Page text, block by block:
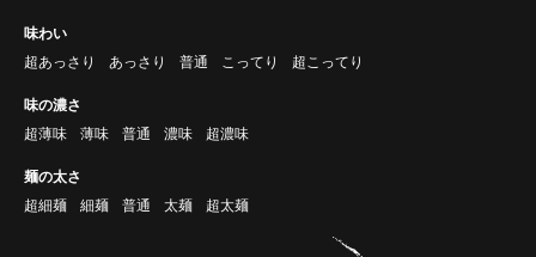
味わい
超あっさり
あっさり 普通 こってり 超こってり
味の濃さ
超薄味
薄味 普通 濃味 超濃味
麺の太さ
超細麺
細麺 普通 太麺 超太麺